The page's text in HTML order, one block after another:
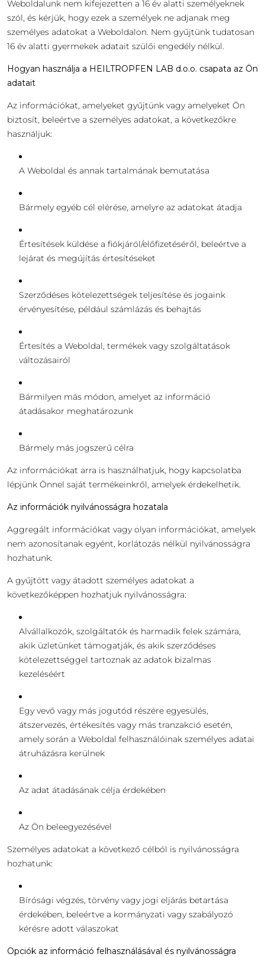
Weboldalunk nem kifejezetten a 16 év alatti személyeknek
szól, és kérjük, hogy ezek a személyek ne adjanak meg
személyes adatokat a Weboldalon. Nem gyűjtünk tudatosan
16 év alatti gyermekek adatait szülői engedély nélkül.
Hogyan használja a HEILTROPFEN LAB d.o.o. csapata az Ön
adatait
Az információkat, amelyeket gyűjtünk vagy amelyeket Ön
biztosít, beleértve a személyes adatokat, a következőkre
használjuk:
A Weboldal és annak tartalmának bemutatása
Bármely egyéb cél elérése, amelyre az adatokat átadja
Értesítések küldése a fiókjáról/előfizetéséről, beleértve a
lejárat és megújítás értesítéseket
Szerződéses kötelezettségek teljesítése és jogaink
érvényesítése, például számlázás és behajtás
Értesítés a Weboldal, termékek vagy szolgáltatások
változásairól
Bármilyen más módon, amelyet az információ
átadásakor meghatározunk
Bármely más jogszerű célra
Az információkat arra is használhatjuk, hogy kapcsolatba
lépjünk Önnel saját termékeinkről, amelyek érdekelhetik.
Az információk nyilvánosságra hozatala
Aggregált információkat vagy olyan információkat, amelyek
nem azonosítanak egyént, korlátozás nélkül nyilvánosságra
hozhatunk.
A gyűjtött vagy átadott személyes adatokat a
következőképpen hozhatjuk nyilvánosságra:
Alvállalkozók, szolgáltatók és harmadik felek számára,
akik üzletünket támogatják, és akik szerződéses
kötelezettséggel tartoznak az adatok bizalmas
kezeléséért
Egy vevő vagy más jogutód részére egyesülés,
átszervezés, értékesítés vagy más tranzakció esetén,
amely során a Weboldal felhasználóinak személyes adatai
átruházásra kerülnek
Az adat átadásának célja érdekében
Az Ön beleegyezésével
Személyes adatokat a következő célból is nyilvánosságra
hozhatunk:
Bírósági végzés, törvény vagy jogi eljárás betartása
érdekében, beleértve a kormányzati vagy szabályozó
kérésre adott válaszokat
Opciók az információ felhasználásával és nyilvánosságra